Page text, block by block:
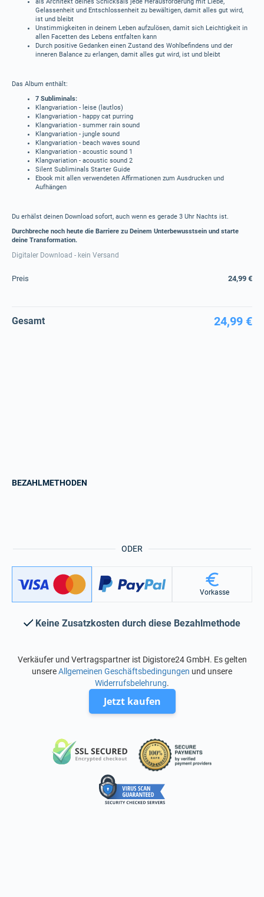
Gelassenheit und Entschlossenheit zu bewältigen, damit alles gut wird,
ist und bleibt
Unstimmigkeiten in deinem Leben aufzulösen, damit sich Leichtigkeit in
allen Facetten des Lebens entfalten kann
Durch positive Gedanken einen Zustand des Wohlbefindens und der
inneren Balance zu erlangen, damit alles gut wird, ist und bleibt
Das Album enthält:
7 Subliminals:
Klangvariation - leise (lautlos)
Klangvariation - happy cat purring
Klangvariation - summer rain sound
Klangvariation - jungle sound
Klangvariation - beach waves sound
Klangvariation - acoustic sound 1
Klangvariation - acoustic sound 2
Silent Subliminals Starter Guide
Ebook mit allen verwendeten Affirmationen zum Ausdrucken und
Aufhängen
Du erhälst deinen Download sofort, auch wenn es gerade 3 Uhr Nachts ist.
Durchbreche noch heute die Barriere zu Deinem Unterbewusstsein und starte
deine Transformation.
Digitaler Download - kein Versand
Preis 24,99 €
Gesamt 24,99 €
ODER
BEZAHLMETHODEN
Vorkasse
Keine Zusatzkosten durch diese Bezahlmethode
Verkäufer und Vertragspartner ist Digistore24 GmbH. Es gelten
unsereAllgemeinen Geschäftsbedingungen und unsere
Widerrufsbelehrung.
Jetzt kaufen